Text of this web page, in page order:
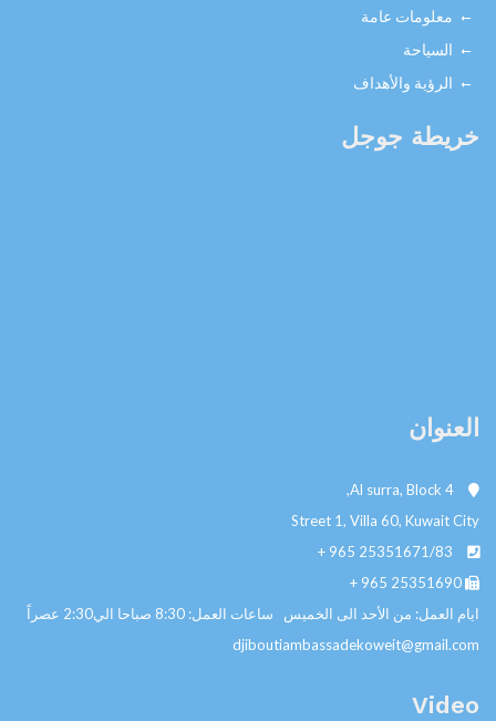
معلومات عامة
السياحة
الرؤية والأهداف
خريطة جوجل
العنوان
Street 1, Villa 60, Kuwait City
+ 965 25351671/83
+ 965 25351690
ايام العمل: من الأحد الى الخميس ساعات العمل: 8:30 صباحا الي2:30 عصراً
djiboutiambassadekoweit@gmail.com
Video